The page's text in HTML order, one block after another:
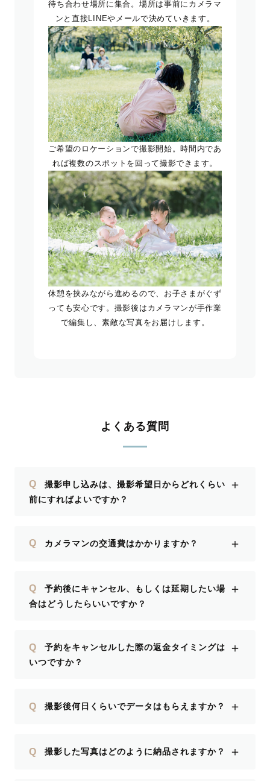
待ち合わせ場所に集合。場所は事前にカメラマ
ンと直接LINEやメールで決めていきます。
ご希望のロケーションで撮影開始。時間内であ
れば複数のスポットを回って撮影できます。
休憩を挟みながら進めるので、お子さまがぐず
っても安心です。撮影後はカメラマンが手作業
で編集し、素敵な写真をお届けします。
よくある質問
Q
撮影申し込みは、撮影希望日からどれくらい
前にすればよいですか？
＋
Q カメラマンの交通費はかかりますか？ ＋
Q
予約後にキャンセル、もしくは延期したい場
合はどうしたらいいですか？
＋
Q
予約をキャンセルした際の返金タイミングは
いつですか？
＋
Q 撮影後何日くらいでデータはもらえますか？ ＋
Q 撮影した写真はどのように納品されますか？ ＋